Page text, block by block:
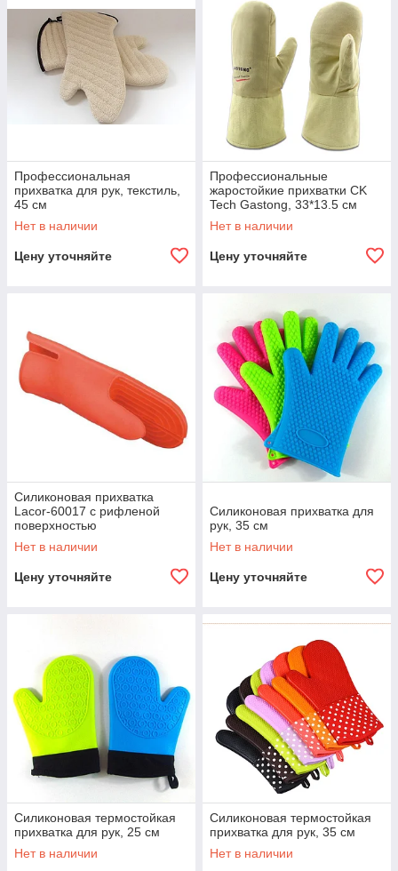
Профессиональная
прихватка для рук, текстиль,
45 см
Нет в наличии
Цену уточняйте
Профессиональные
жаростойкие прихватки CK
Tech Gastong, 33*13.5 см
Нет в наличии
Цену уточняйте
Силиконовая прихватка
Lacor-60017 с рифленой
поверхностью
Нет в наличии
Цену уточняйте
Силиконовая прихватка для
рук, 35 см
Нет в наличии
Цену уточняйте
Силиконовая термостойкая
прихватка для рук, 25 см
Нет в наличии
Силиконовая термостойкая
прихватка для рук, 35 см
Нет в наличии